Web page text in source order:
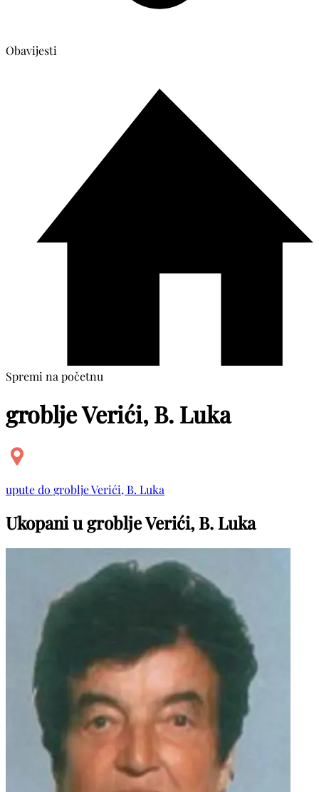
Obavijesti
Spremi na početnu
groblje Verići, B. Luka
upute do groblje Verići, B. Luka
Ukopani u groblje Verići, B. Luka